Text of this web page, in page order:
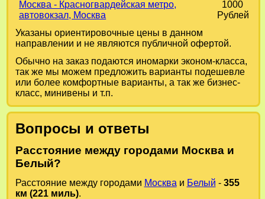
Москва - Красногвардейская метро,
автовокзал, Москва
1000
Рублей
Указаны ориентировочные цены в данном
направлении и не являются публичной офертой.
Обычно на заказ подаются иномарки эконом-класса,
так же мы можем предложить варианты подешевле
или более комфортные варианты, а так же бизнес-
класс, минивены и т.п.
Вопросы и ответы
Расстояние между городами Москва и
Белый?
Расстояние между городами Москва и Белый - 355
км (221 миль).